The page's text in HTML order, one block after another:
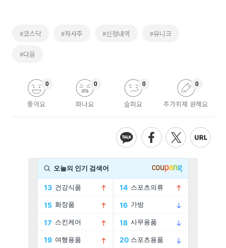
#코스닥 #자사주 #신청내역 #유니크
#다음
좋아요
0
화나요
0
슬퍼요
0
추가취재 원해요
0